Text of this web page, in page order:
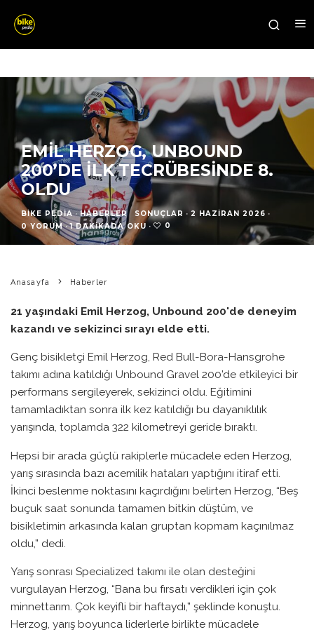
EMIL HERZOG, UNBOUND
200’DE İLK TECRÜBESINDE 8.
OLDU
BIKE PEDIA · HABERLER SONUÇLAR · 2 HAZIRAN 2026 ·
0 YORUM · 1 DAKIKADA OKU · 0
Anasayfa Haberler
21 yaşındaki Emil Herzog, Unbound 200'de deneyim
kazandı ve sekizinci sırayı elde etti.
Genç bisikletçi Emil Herzog, Red Bull-Bora-Hansgrohe
takımı adına katıldığı Unbound Gravel 200’de etkileyici bir
performans sergileyerek, sekizinci oldu. Eğitimini
tamamladıktan sonra ilk kez katıldığı bu dayanıklılık
yarışında, toplamda 322 kilometreyi geride bıraktı.
Hepsi bir arada güçlü rakiplerle mücadele eden Herzog,
yarış sırasında bazı acemilik hataları yaptığını itiraf etti.
İkinci beslenme noktasını kaçırdığını belirten Herzog, “Beş
buçuk saat sonunda tamamen bitkin düştüm, ve
bisikletimin arkasında kalan gruptan kopmam kaçınılmaz
oldu,” dedi.
Yarış sonrası Specialized takımı ile olan desteğini
vurgulayan Herzog, “Bana bu fırsatı verdikleri için çok
minnettarım. Çok keyifli bir haftaydı,” şeklinde konuştu.
Herzog, yarış boyunca liderlerle birlikte mücadele